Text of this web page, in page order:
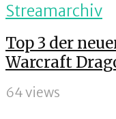
Streamarchiv
Top 3 der
Warcraft
64 views